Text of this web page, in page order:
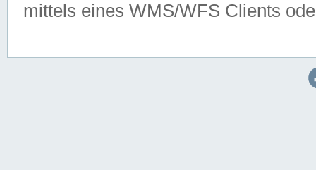
mittels eines WMS/WFS Clients